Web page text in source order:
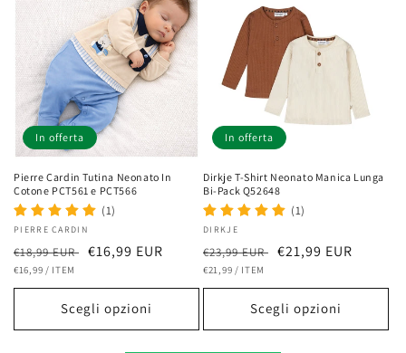
In offerta
Pierre Cardin Tutina Neonato In
Cotone PCT561 e PCT566
(1)
Fornitore:
PIERRE CARDIN
Prezzo
di
listino
€18,99 EUR Prezzo
€16,99 EUR
PREZZO
€16,99 / PER
ITEM
Scegli opzioni
In offerta
Dirkje T-Shirt Neonato Manica Lunga
Bi-Pack Q52648
(1)
Fornitore:
DIRKJE
Prezzo
di
listino
€23,99 EUR Prezzo
€21,99 EUR
PREZZO
€21,99 / PER
ITEM
Scegli opzioni